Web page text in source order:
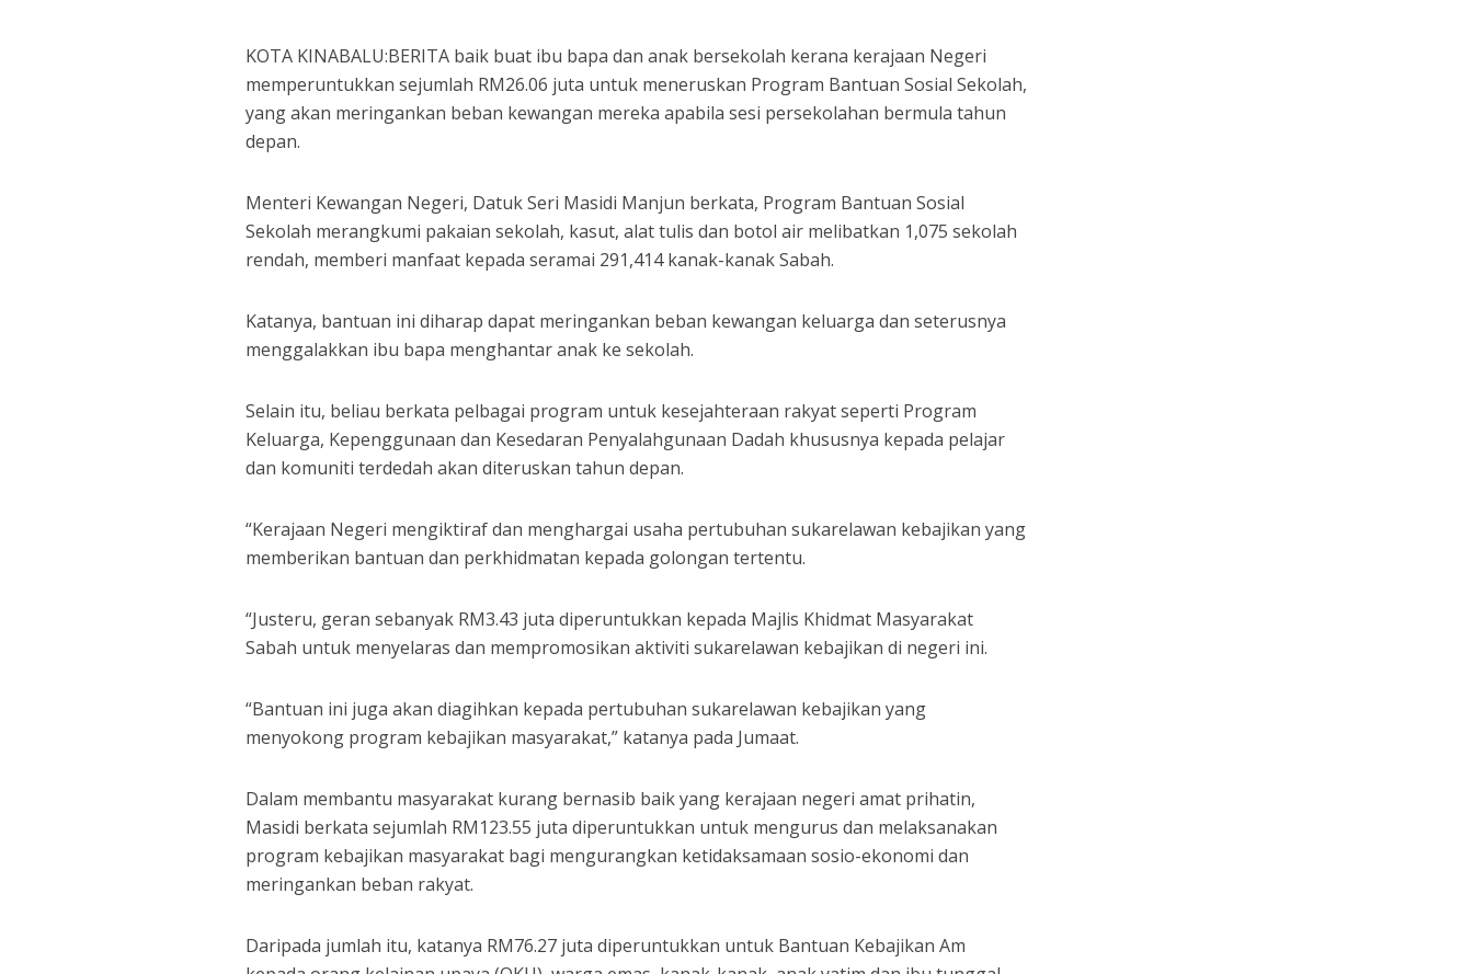
KOTA KINABALU:BERITA baik buat ibu bapa dan anak bersekolah kerana kerajaan Negeri
memperuntukkan sejumlah RM26.06 juta untuk meneruskan Program Bantuan Sosial Sekolah,
yang akan meringankan beban kewangan mereka apabila sesi persekolahan bermula tahun
depan.
Menteri Kewangan Negeri, Datuk Seri Masidi Manjun berkata, Program Bantuan Sosial
Sekolah merangkumi pakaian sekolah, kasut, alat tulis dan botol air melibatkan 1,075 sekolah
rendah, memberi manfaat kepada seramai 291,414 kanak-kanak Sabah.
Katanya, bantuan ini diharap dapat meringankan beban kewangan keluarga dan seterusnya
menggalakkan ibu bapa menghantar anak ke sekolah.
Selain itu, beliau berkata pelbagai program untuk kesejahteraan rakyat seperti Program
Keluarga, Kepenggunaan dan Kesedaran Penyalahgunaan Dadah khususnya kepada pelajar
dan komuniti terdedah akan diteruskan tahun depan.
“Kerajaan Negeri mengiktiraf dan menghargai usaha pertubuhan sukarelawan kebajikan yang
memberikan bantuan dan perkhidmatan kepada golongan tertentu.
“Justeru, geran sebanyak RM3.43 juta diperuntukkan kepada Majlis Khidmat Masyarakat
Sabah untuk menyelaras dan mempromosikan aktiviti sukarelawan kebajikan di negeri ini.
“Bantuan ini juga akan diagihkan kepada pertubuhan sukarelawan kebajikan yang
menyokong program kebajikan masyarakat,” katanya pada Jumaat.
Dalam membantu masyarakat kurang bernasib baik yang kerajaan negeri amat prihatin,
Masidi berkata sejumlah RM123.55 juta diperuntukkan untuk mengurus dan melaksanakan
program kebajikan masyarakat bagi mengurangkan ketidaksamaan sosio-ekonomi dan
meringankan beban rakyat.
Daripada jumlah itu, katanya RM76.27 juta diperuntukkan untuk Bantuan Kebajikan Am